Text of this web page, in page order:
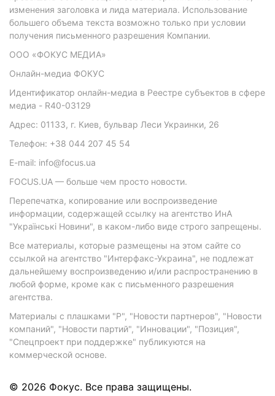
изменения заголовка и лида материала. Использование
большего объема текста возможно только при условии
получения письменного разрешения Компании.
ООО «ФОКУС МЕДИА»
Онлайн-медиа ФОКУС
Идентификатор онлайн-медиа в Реестре субъектов в сфере
медиа - R40-03129
Адрес: 01133, г. Киев, бульвар Леси Украинки, 26
Телефон: +38 044 207 45 54
E-mail: info@focus.ua
FOCUS.UA — больше чем просто новости.
Перепечатка, копирование или воспроизведение
информации, содержащей ссылку на агентство ИнА
"Українські Новини", в каком-либо виде строго запрещены.
Все материалы, которые размещены на этом сайте со
ссылкой на агентство "Интерфакс-Украина", не подлежат
дальнейшему воспроизведению и/или распространению в
любой форме, кроме как с письменного разрешения
агентства.
Материалы с плашками "Р", "Новости партнеров", "Новости
компаний", "Новости партий", "Инновации", "Позиция",
"Спецпроект при поддержке" публикуются на
коммерческой основе.
© 2026 Фокус. Все права защищены.